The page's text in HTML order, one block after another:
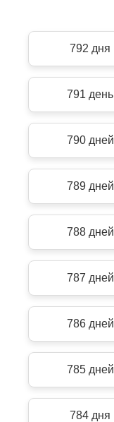
792 дня
791 день
790 дней
789 дней
788 дней
787 дней
786 дней
785 дней
784 дня